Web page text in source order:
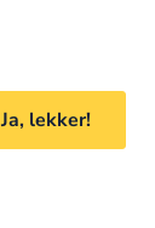
Ja, lekker!